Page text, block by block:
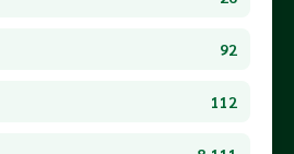
92
112